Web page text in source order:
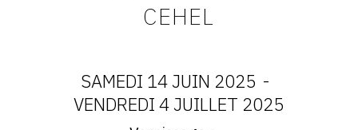
CONTACT
CGV
CEHEL
DATES
SAMEDI 14 JUIN 2025 -
VENDREDI 4 JUILLET 2025